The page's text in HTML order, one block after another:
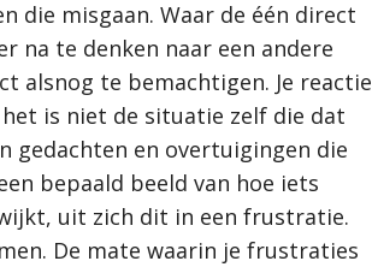
die misgaan. Waar de één direct
na te denken naar een andere
alsnog te bemachtigen. Je reactie
is niet de situatie zelf die dat
gedachten en overtuigingen die
bepaald beeld van hoe iets
uit zich dit in een frustratie.
De mate waarin je frustraties